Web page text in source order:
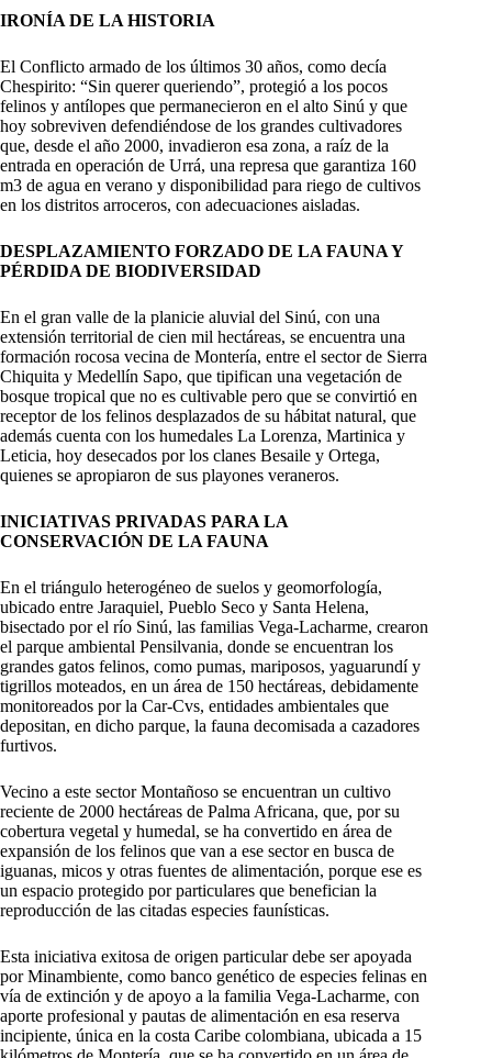
IRONÍA DE LA HISTORIA
El Conflicto armado de los últimos 30 años, como decía
Chespirito: “Sin querer queriendo”, protegió a los pocos
felinos y antílopes que permanecieron en el alto Sinú y que
hoy sobreviven defendiéndose de los grandes cultivadores
que, desde el año 2000, invadieron esa zona, a raíz de la
entrada en operación de Urrá, una represa que garantiza 160
m3 de agua en verano y disponibilidad para riego de cultivos
en los distritos arroceros, con adecuaciones aisladas.
DESPLAZAMIENTO FORZADO DE LA FAUNA Y
PÉRDIDA DE BIODIVERSIDAD
En el gran valle de la planicie aluvial del Sinú, con una
extensión territorial de cien mil hectáreas, se encuentra una
formación rocosa vecina de Montería, entre el sector de Sierra
Chiquita y Medellín Sapo, que tipifican una vegetación de
bosque tropical que no es cultivable pero que se convirtió en
receptor de los felinos desplazados de su hábitat natural, que
además cuenta con los humedales La Lorenza, Martinica y
Leticia, hoy desecados por los clanes Besaile y Ortega,
quienes se apropiaron de sus playones veraneros.
INICIATIVAS PRIVADAS PARA LA
CONSERVACIÓN DE LA FAUNA
En el triángulo heterogéneo de suelos y geomorfología,
ubicado entre Jaraquiel, Pueblo Seco y Santa Helena,
bisectado por el río Sinú, las familias Vega-Lacharme, crearon
el parque ambiental Pensilvania, donde se encuentran los
grandes gatos felinos, como pumas, mariposos, yaguarundí y
tigrillos moteados, en un área de 150 hectáreas, debidamente
monitoreados por la Car-Cvs, entidades ambientales que
depositan, en dicho parque, la fauna decomisada a cazadores
furtivos.
Vecino a este sector Montañoso se encuentran un cultivo
reciente de 2000 hectáreas de Palma Africana, que, por su
cobertura vegetal y humedal, se ha convertido en área de
expansión de los felinos que van a ese sector en busca de
iguanas, micos y otras fuentes de alimentación, porque ese es
un espacio protegido por particulares que benefician la
reproducción de las citadas especies faunísticas.
Esta iniciativa exitosa de origen particular debe ser apoyada
por Minambiente, como banco genético de especies felinas en
vía de extinción y de apoyo a la familia Vega-Lacharme, con
aporte profesional y pautas de alimentación en esa reserva
incipiente, única en la costa Caribe colombiana, ubicada a 15